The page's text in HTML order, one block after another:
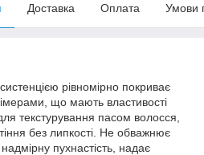
Доставка Оплата Умови
рівномірно покриває
що мають властивості
текстурування пасом волосся,
без липкості. Не обважнює
пухнастість, надає